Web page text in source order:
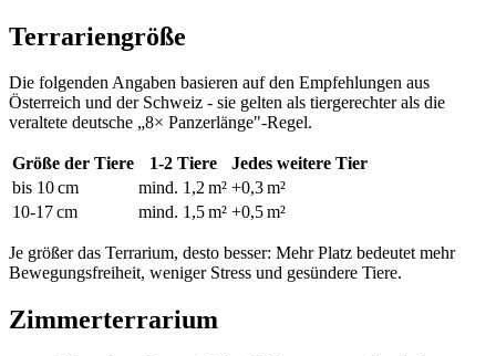
Terrariengröße
Die folgenden Angaben basieren auf den Empfehlungen aus
Österreich und der Schweiz - sie gelten als tiergerechter als die
veraltete deutsche „8× Panzerlänge"-Regel.
Größe der Tiere 1-2 Tiere
Jedes weitere Tier
bis 10 cm
mind. 1,2 m² +0,3 m²
10-17 cm
mind. 1,5 m² +0,5 m²
Je größer das Terrarium, desto besser: Mehr Platz bedeutet mehr
Bewegungsfreiheit, weniger Stress und gesündere Tiere.
Zimmerterrarium